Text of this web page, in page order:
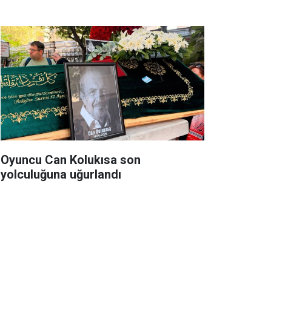
Oyuncu Can Kolukısa son
yolculuğuna uğurlandı